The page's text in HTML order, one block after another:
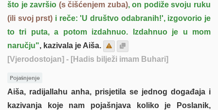
što je završio (s čišćenjem zuba), on podiže svoju ruku
(ili svoj prst) i reče: 'U društvo odabranih!', izgovorio je
to tri puta, a potom izdahnuo. Izdahnuo je u mom
naručju", kazivala je Aiša.
[Vjerodostojan] - [Hadis bilježi imam Buhari]
Pojašnjenje
Aiša, radijallahu anha, prisjetila se jednog događaja i
kazivanja koje nam pojašnjava koliko je Poslanik,